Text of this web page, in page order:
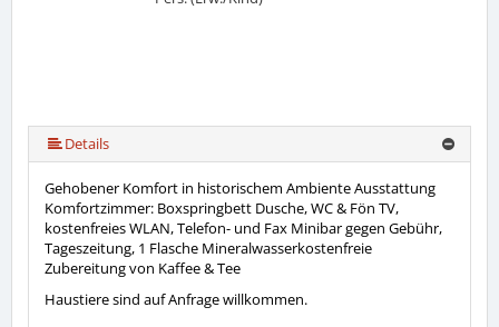
Details
Gehobener Komfort in historischem Ambiente Ausstattung
Komfortzimmer: Boxspringbett Dusche, WC & Fön TV,
kostenfreies WLAN, Telefon- und Fax Minibar gegen Gebühr,
Tageszeitung, 1 Flasche Mineralwasserkostenfreie
Zubereitung von Kaffee & Tee
Haustiere sind auf Anfrage willkommen.